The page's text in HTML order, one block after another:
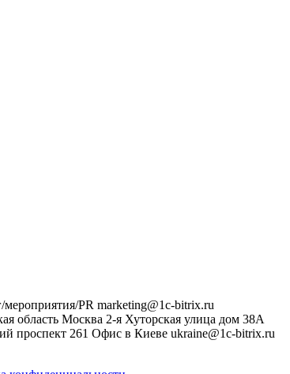
PR marketing@1c-bitrix.ru
область Москва 2-я Хуторская улица дом 38А
проспект 261 Офис в Киеве ukraine@1c-bitrix.ru